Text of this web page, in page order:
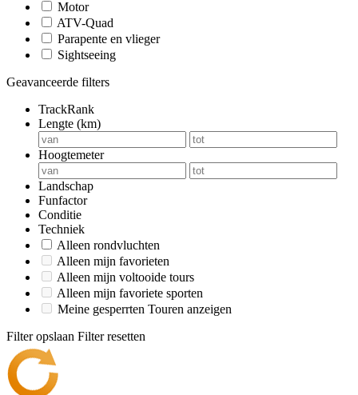
Motor
ATV-Quad
Parapente en vlieger
Sightseeing
Geavanceerde filters
TrackRank
Lengte (km)
Hoogtemeter
Landschap
Funfactor
Conditie
Techniek
Alleen rondvluchten
Alleen mijn favorieten
Alleen mijn voltooide tours
Alleen mijn favoriete sporten
Meine gesperrten Touren anzeigen
Filter opslaan Filter resetten